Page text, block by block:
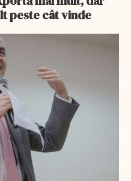
peste cât vinde